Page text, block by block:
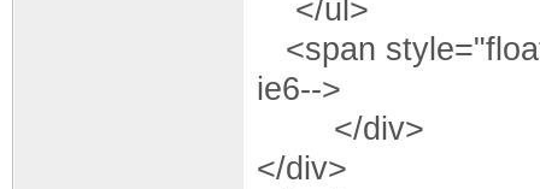
</ul>
<span
ie6-->
</div>
</div>